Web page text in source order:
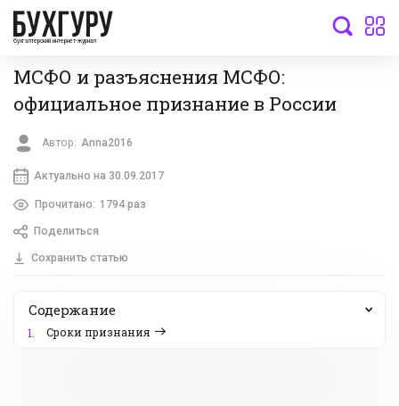
бухгалтерский интернет-журнал
МСФО и разъяснения МСФО:
официальное признание в России
Автор: Anna2016
Актуально на 30.09.2017
Прочитано: 1794 раз
Поделиться
Сохранить статью
Содержание
1. Сроки признания